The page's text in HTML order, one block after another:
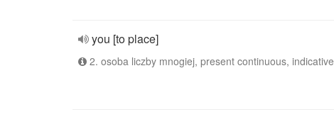
you [to place]
2. osoba liczby mnogiej, present continuous, indicative